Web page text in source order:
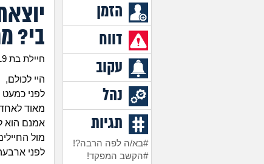
הזמן
דווח
עקוב
נהל
תגיות
#בא/ה לפה הרבה?!
#הקשב המפקד!
בי?
חיילת בת 19
היי לכולם,
לפני
מאוד
אמנם הוא
מול
לפני